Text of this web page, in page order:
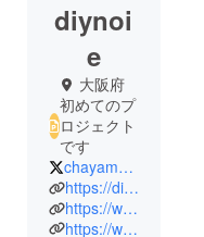
diynoi
e
大阪府
初めてのプ
ロジェクト
です
chayamadai_DIY
https://diynoie.com/
https://www.instagram.comchayamadai.diy/
https://www.facebook.com/diynoie/